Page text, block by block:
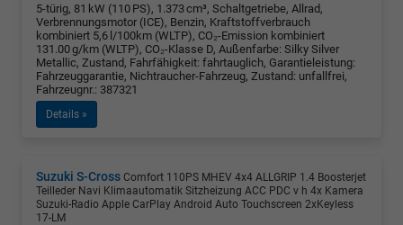
5-türig, 81 kW (110 PS), 1.373 cm³, Schaltgetriebe, Allrad,
Verbrennungsmotor (ICE), Benzin, Kraftstoffverbrauch
kombiniert 5,6 l/100km (WLTP), CO₂-Emission kombiniert
131.00 g/km (WLTP), CO₂-Klasse D, Außenfarbe: Silky Silver
Metallic, Zustand, Fahrfähigkeit: fahrtauglich, Garantieleistung:
Fahrzeuggarantie, Nichtraucher-Fahrzeug, Zustand: unfallfrei,
Fahrzeugnr.: 387321
Details »
Suzuki S-Cross Comfort 110PS MHEV 4x4 ALLGRIP 1.4 Boosterjet
Teilleder Navi Klimaautomatik Sitzheizung ACC PDC v h 4x Kamera
Suzuki-Radio Apple CarPlay Android Auto Touchscreen 2xKeyless
17-LM